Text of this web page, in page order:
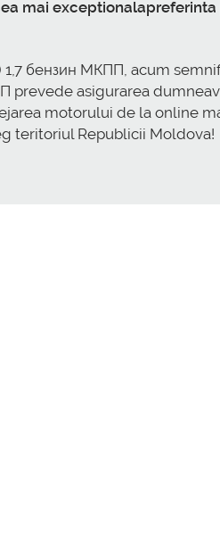
mai
бензин МКПП, acum
prevede asigurarea
motorului de la online
teritoriul Republicii Moldova!